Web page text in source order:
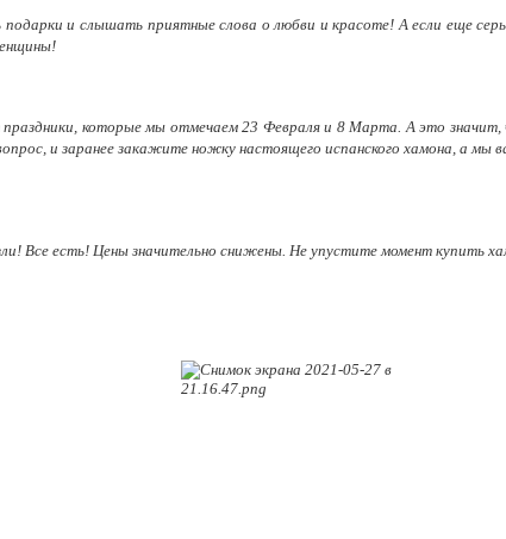
и слышать приятные слова о любви и красоте! А если еще
которые мы отмечаем 23 Февраля и 8 Марта. А это
и заранее закажите ножку настоящего испанского хамона, а мы
Все есть! Цены значительно снижены. Не упустите момент купить